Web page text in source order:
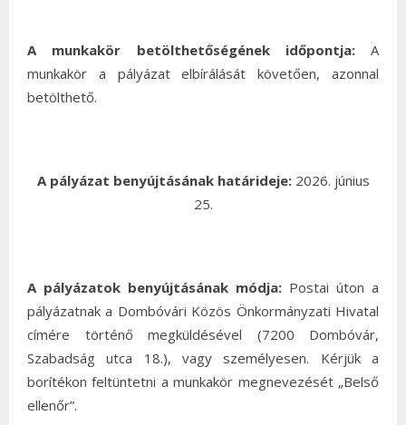
A munkakör betölthetőségének időpontja: A
munkakör a pályázat elbírálását követően, azonnal
betölthető.
A pályázat benyújtásának határideje:2026. június
25.
A pályázatok benyújtásának módja: Postai úton a
pályázatnak a Dombóvári Közös Önkormányzati Hivatal
címére történő megküldésével (7200 Dombóvár,
Szabadság utca 18.), vagy személyesen. Kérjük a
borítékon feltüntetni a munkakör megnevezését „Belső
ellenőr”.